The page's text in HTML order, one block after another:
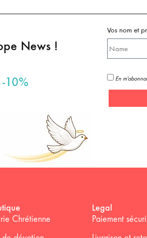
News !
10%
Vos nom et
En
Chrétienne
Legal
Paiement